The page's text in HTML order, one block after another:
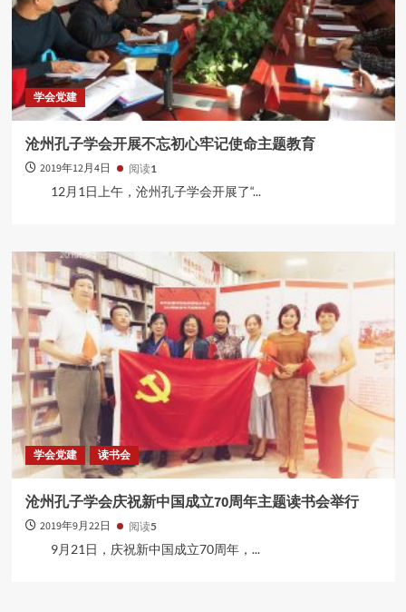
学会党建
沧州孔子学会开展不忘初心牢记使命主题教育
2019年12月4日 阅读1
12月1日上午，沧州孔子学会开展了“...
学会党建 读书会
沧州孔子学会庆祝新中国成立70周年主题读书会举行
2019年9月22日 阅读5
9月21日，庆祝新中国成立70周年，...